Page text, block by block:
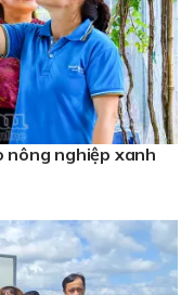
nông nghiệp xanh